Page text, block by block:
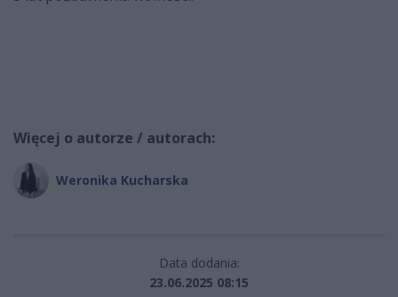
Więcej o autorze / autorach:
Weronika Kucharska
Data dodania:
23.06.2025 08:15